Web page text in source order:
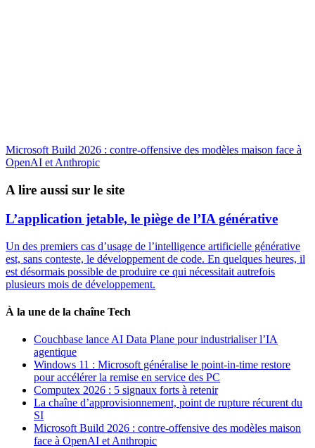
Microsoft Build 2026 : contre-offensive des modèles maison face à
OpenAI et Anthropic
A lire aussi sur le site
L’application jetable, le piège de l’IA générative
Un des premiers cas d’usage de l’intelligence artificielle générative
est, sans conteste, le développement de code. En quelques heures, il
est désormais possible de produire ce qui nécessitait autrefois
plusieurs mois de développement.
À la une de la chaîne Tech
Couchbase lance AI Data Plane pour industrialiser l’IA
agentique
Windows 11 : Microsoft généralise le point-in-time restore
pour accélérer la remise en service des PC
Computex 2026 : 5 signaux forts à retenir
La chaîne d’approvisionnement, point de rupture récurent du
SI
Microsoft Build 2026 : contre-offensive des modèles maison
face à OpenAI et Anthropic